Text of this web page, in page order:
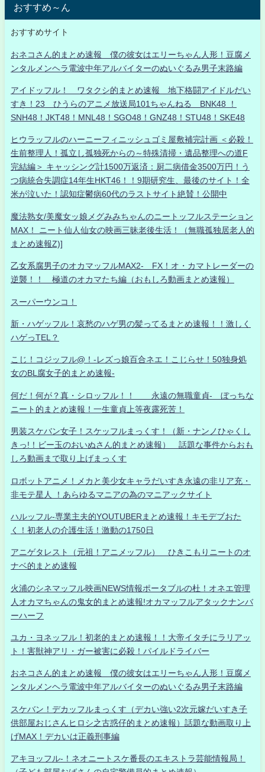
おすすめ～ん
おすすめサイト
おネコさん的まとめ速報 僕の彼女はエリーちゃん人形！豆腐メ
ンタルメンヘラ電波中年アルバイターのぬいぐるみ男子末路編
アイドッフル！ ワタクシ的まとめ速報 地下格闘アイドルだい
すき！23 ひうらのアニメ放送局101ちゃんねる BNK48 ！
SNH48！JKT48！MNL48！SGO48！GNZ48！STU48！SKE48
ヒウラッフルのハーニーフィニッシュゴミ屋敷補完計画 ＜必殺！
生前整理人！孤立し孤独死からの～特殊清掃・遺品整理への道F
完結編＞ キャッシング計1500万返済：厨二病借金3500万円！う
つ病統合失調症14年生HKT46！！9期研究生、最後のサイト！全
米が泣いた！認知症鬱病60代のラストサイト絶賛！公開中
魔法熟女/美魔女ッ娘メグみみちゃんのニートッフルステーション
MAX！ ニート仙人仙女の映画三昧老後生活！（無職孤独居老人的
まとめ速報Z)]
乙女系腐男子のオカマッフルMAX2- FX！オ・カマトレーダーの
逆襲！！ 極道のオカマたち編（おもしろ動画まとめ速報）
スーパーウンコ！
新・ハゲッフル！哀愁のハゲ男の髪ってるまとめ速報！！激しく
ハゲっTEL？
こじ！コジッフル@！-レズっ娘百合ネエ！こじらせ！50独身処
女のBL腐女子的まとめ速報-
何だ！何が？真・シロッフル！！ 永遠の無職童貞- ぼっちな
ニート的まとめ速報！一生童貞上等夜露死苦！
男装スケバン女子！スケッフルまっくす！（新・ナンノひゃくし
きっ!！ビー玉のおいぬさん的まとめ速報） 話題な事件からおも
しろ動画まで取り上げまっくす
ロボットアニメ！メカと美少女キャラだいすき永遠の非リア充・
非モテ星人 ！あらゆるマニアの為のマニアックサイト
ハルッフル-専業主夫的YOUTUBERまとめ速報！キモデブおた
く！初老人の介護生活！激動の1750日
アニゲタレスト（元祖！アニメッフル） ひきこもりニートのオ
ナベ的まとめ速報
火浦のシネマッフル映画NEWS情報ポータブルの杜！オネエ管理
人オカマちゃんの鬼女的まとめ速報!オカマッフルアタックナンバ
ーハーフ
ユカ・ヨネッフル！初老的まとめ速報！！大帝イタチにラリアッ
ト！害獣神アリ・ガー被害に必殺！パイルドライバー
おネコさん的まとめ速報 僕の彼女はエリーちゃん人形！豆腐メ
ンタルメンヘラ電波中年アルバイターのぬいぐるみ男子末路編
スケバン！デカッフルまっくす（デカい強い2次元嫁だいすき子
供部屋おじさんヒロシ之古惑仔的まとめ速報）話題な動画取り上
げMAX！デカいは正義刑事編
アキヨッフル-！ネオニートスケ番長のエキストラ芸能情報局！